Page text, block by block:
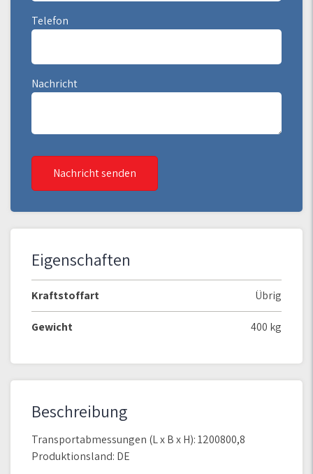
Telefon
Nachricht
Nachricht senden
Eigenschaften
Kraftstoffart Übrig
Gewicht 400 kg
Beschreibung
Transportabmessungen (L x B x H): 1200800,8
Produktionsland: DE